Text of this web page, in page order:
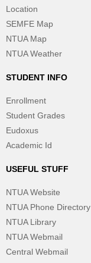
Location
SEMFE Map
NTUA Map
NTUA Weather
STUDENT INFO
Enrollment
Student Grades
Eudoxus
Academic Id
USEFUL STUFF
NTUA Website
NTUA Phone Directory
NTUA Library
NTUA Webmail
Central Webmail